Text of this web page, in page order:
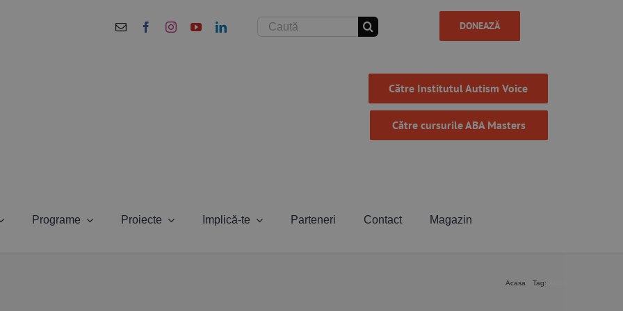
Cautare... DONEAZĂ
Către Institutul Autism Voice
Către cursurile ABA Masters
Programe Proiecte Implică-te Parteneri Contact Magazin
Acasa Tag: